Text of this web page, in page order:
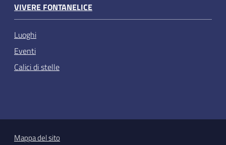
VIVERE FONTANELICE
Luoghi
Eventi
Calici di stelle
Mappa del sito